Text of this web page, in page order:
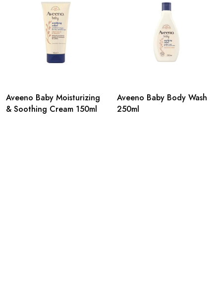
Aveeno Baby Moisturizing
& Soothing Cream 150ml
Aveeno Baby Body Wash
250ml